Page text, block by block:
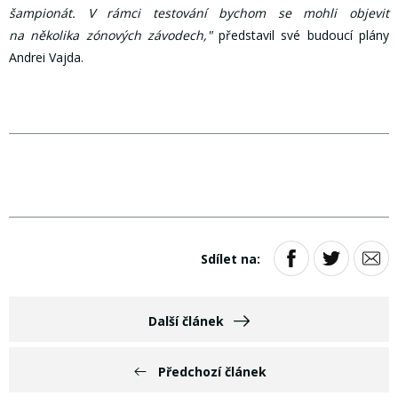
šampionát. V rámci testování bychom se mohli objevit
na několika zónových závodech,"představil své budoucí plány
Andrei Vajda.
Předchozí článek
Sdílet na:
Další článek